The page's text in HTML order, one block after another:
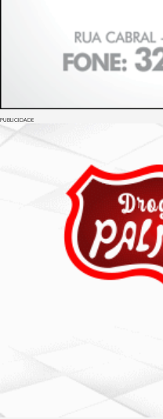
PUBLICIDADE